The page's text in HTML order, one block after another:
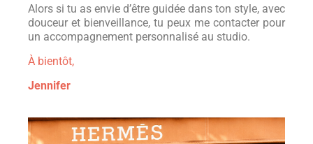
Alors si tu as envie d’être guidée dans ton style, avec
douceur et bienveillance, tu peux me contacter pour
un accompagnement personnalisé au studio.
À bientôt,
Jennifer